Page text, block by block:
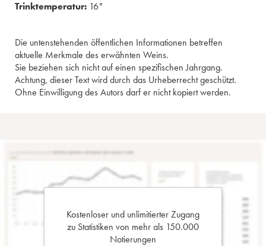
Trinktemperatur: 16°
Die untenstehenden öffentlichen Informationen betreffen
aktuelle Merkmale des erwähnten Weins.
Sie beziehen sich nicht auf einen spezifischen Jahrgang.
Achtung, dieser Text wird durch das Urheberrecht geschützt.
Ohne Einwilligung des Autors darf er nicht kopiert werden.
Kostenloser und unlimitierter Zugang
zu Statistiken von mehr als 150.000
Notierungen